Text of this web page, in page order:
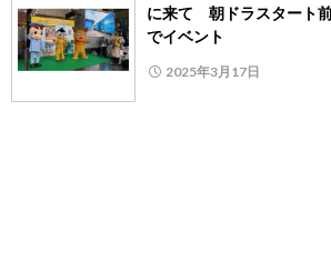
に来て 朝ドラスタート
でイベント
2025年3月17日